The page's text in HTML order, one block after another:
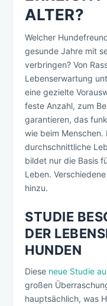
ALTER?
Welcher
gesunde Jahre mit
verbringen? Von
Lebenserwartung
eine gezielte
feste Anzahl, zum
garantieren, das
wie beim
durchschnittliche
bildet nur die Basis
Leben.
hinzu.
STUDIE
DER
HUNDEN
Diese neue Studie
großen
hauptsächlich, was